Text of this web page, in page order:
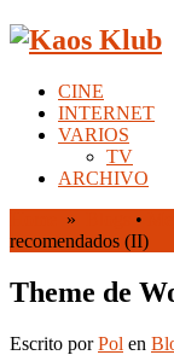
CINE
INTERNET
VARIOS
TV
ARCHIVO
» •
recomendados (II)
Theme de
Escrito porPol en